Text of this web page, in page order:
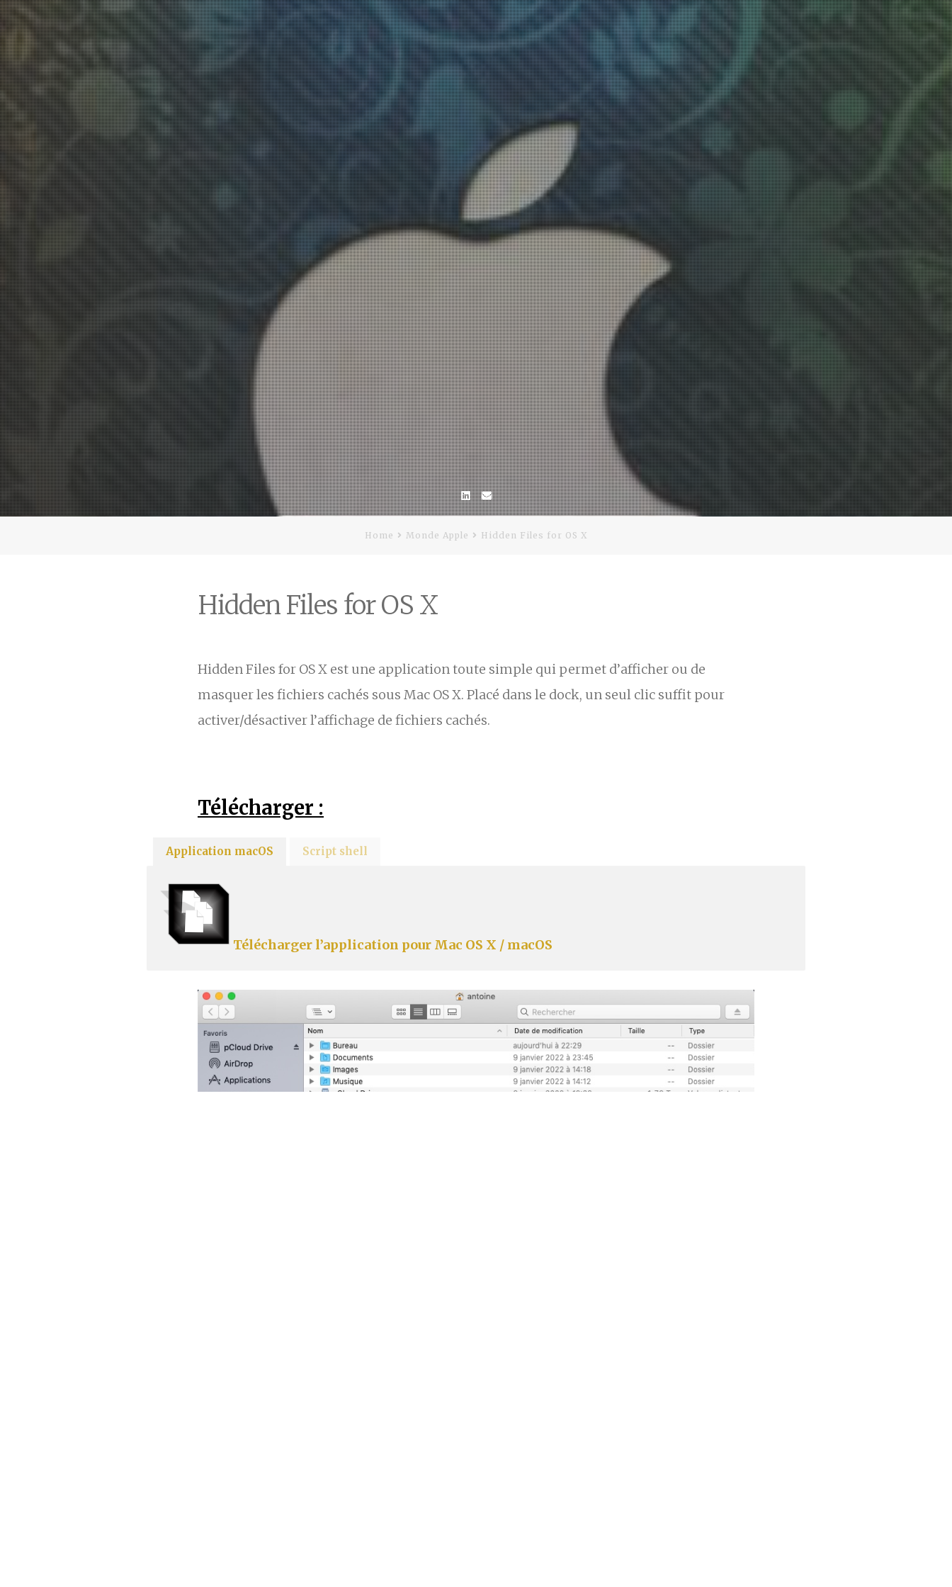
Linkedin
Email
Home Monde Apple Hidden Files for OS X
Hidden Files for OS X
Hidden Files for OS X est une application toute simple qui permet d’afficher ou de
masquer les fichiers cachés sous Mac OS X. Placé dans le dock, un seul clic suffit pour
activer/désactiver l’affichage de fichiers cachés.
Télécharger :
Application macOS Script shell
Télécharger l’application pour Mac OS X / macOS